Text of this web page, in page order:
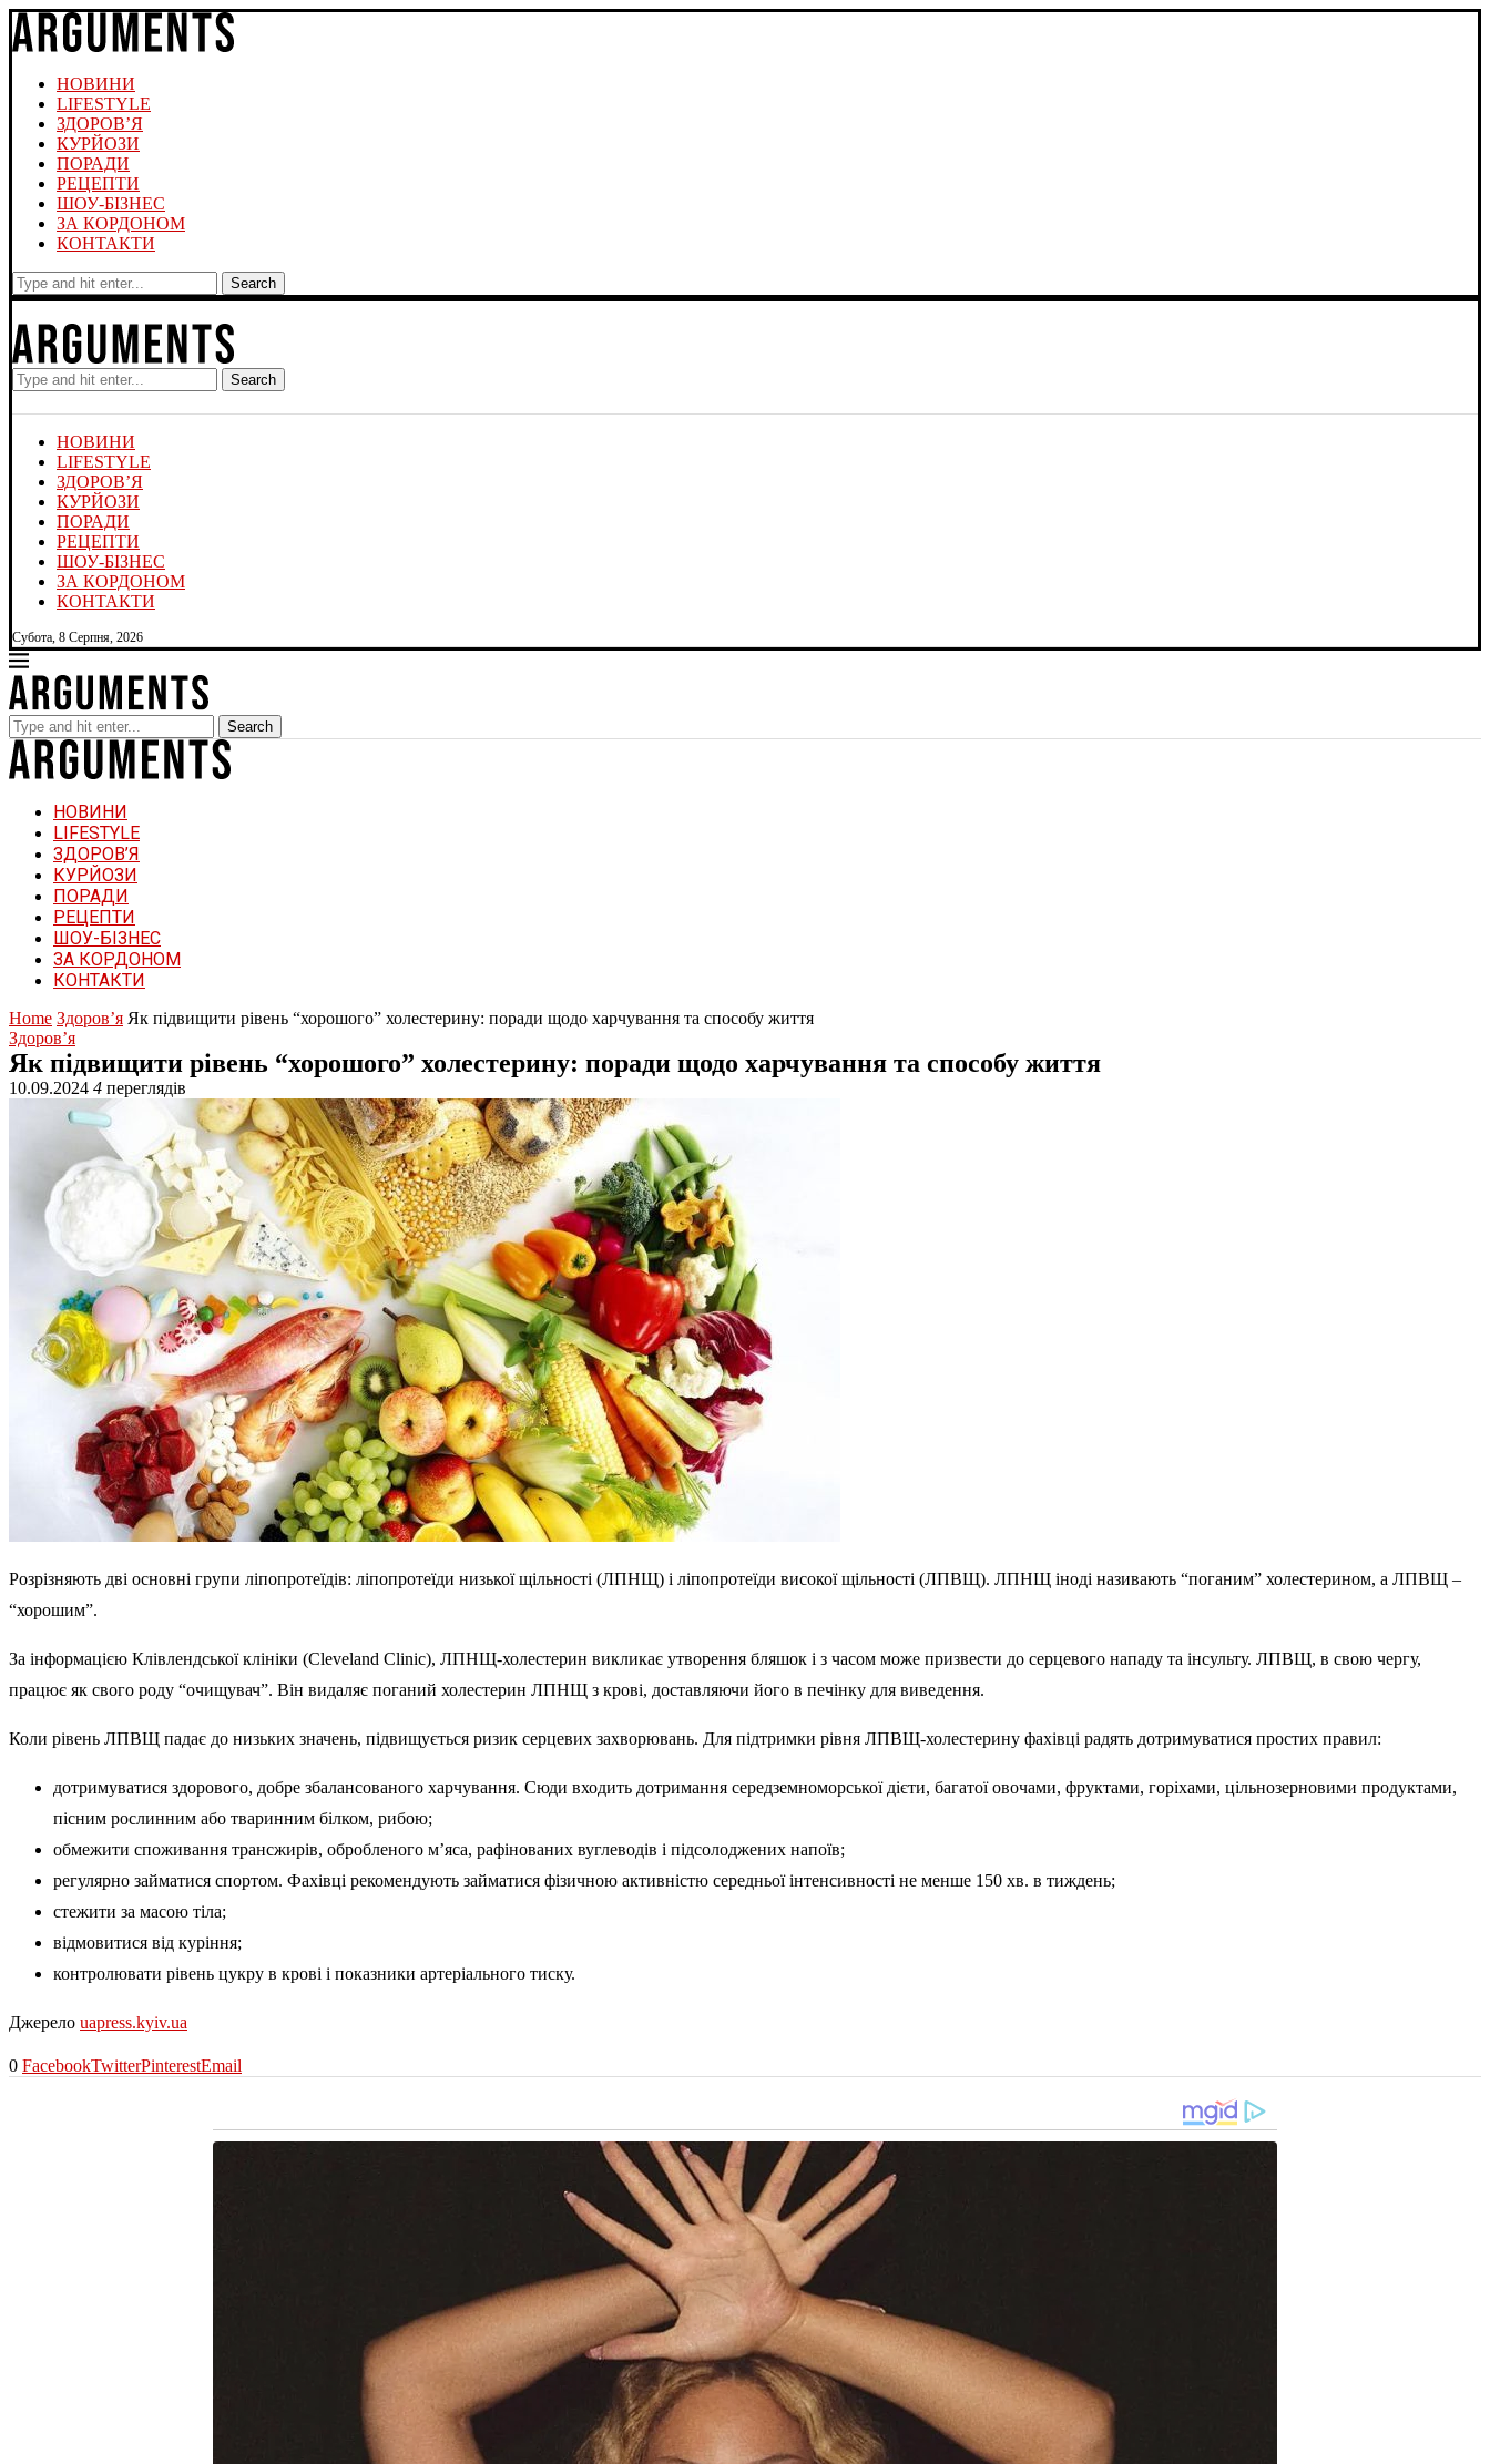
НОВИНИ
LIFESTYLE
ЗДОРОВ’Я
КУРЙОЗИ
ПОРАДИ
РЕЦЕПТИ
ШОУ-БІЗНЕС
ЗА КОРДОНОМ
КОНТАКТИ
Search
Search
НОВИНИ
LIFESTYLE
ЗДОРОВ’Я
КУРЙОЗИ
ПОРАДИ
РЕЦЕПТИ
ШОУ-БІЗНЕС
ЗА КОРДОНОМ
КОНТАКТИ
Субота, 8 Серпня, 2026
Search
НОВИНИ
LIFESTYLE
ЗДОРОВ’Я
КУРЙОЗИ
ПОРАДИ
РЕЦЕПТИ
ШОУ-БІЗНЕС
ЗА КОРДОНОМ
КОНТАКТИ
Home Здоров’я Як підвищити рівень “хорошого” холестерину: поради щодо харчування та способу життя
Здоров’я
Як підвищити рівень “хорошого” холестерину: поради щодо харчування та способу життя
10.09.2024 4 переглядів
Розрізняють дві основні групи ліпопротеїдів: ліпопротеїди низької щільності (ЛПНЩ) і ліпопротеїди високої щільності (ЛПВЩ). ЛПНЩ іноді називають “поганим” холестерином, а ЛПВЩ –
“хорошим”.
За інформацією Клівлендської клініки (Cleveland Clinic), ЛПНЩ-холестерин викликає утворення бляшок і з часом може призвести до серцевого нападу та інсульту. ЛПВЩ, в свою чергу,
працює як свого роду “очищувач”. Він видаляє поганий холестерин ЛПНЩ з крові, доставляючи його в печінку для виведення.
Коли рівень ЛПВЩ падає до низьких значень, підвищується ризик серцевих захворювань. Для підтримки рівня ЛПВЩ-холестерину фахівці радять дотримуватися простих правил:
дотримуватися здорового, добре збалансованого харчування. Сюди входить дотримання середземноморської дієти, багатої овочами, фруктами, горіхами, цільнозерновими продуктами,
пісним рослинним або тваринним білком, рибою;
обмежити споживання трансжирів, обробленого м’яса, рафінованих вуглеводів і підсолоджених напоїв;
регулярно займатися спортом. Фахівці рекомендують займатися фізичною активністю середньої інтенсивності не менше 150 хв. в тиждень;
стежити за масою тіла;
відмовитися від куріння;
контролювати рівень цукру в крові і показники артеріального тиску.
Джерело uapress.kyiv.ua
0 FacebookTwitterPinterestEmail